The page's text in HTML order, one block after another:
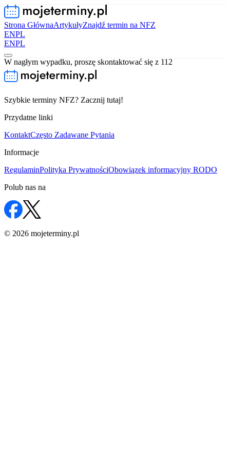
Strona GłównaArtykułyZnajdź termin na NFZ
ENPL
ENPL
W nagłym wypadku, proszę skontaktować się z 112
Szybkie terminy NFZ? Zacznij tutaj!
Przydatne linki
KontaktCzęsto Zadawane Pytania
Informacje
RegulaminPolityka PrywatnościObowiązek informacyjny RODO
Polub nas na
© 2026 mojeterminy.pl